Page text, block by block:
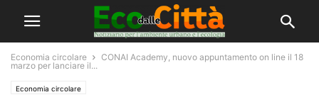
Economia circolare
CONAI Academy, nuovo appuntamento on line il 18
marzo per lanciare il...
Economia circolare